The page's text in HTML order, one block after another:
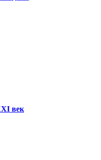
век